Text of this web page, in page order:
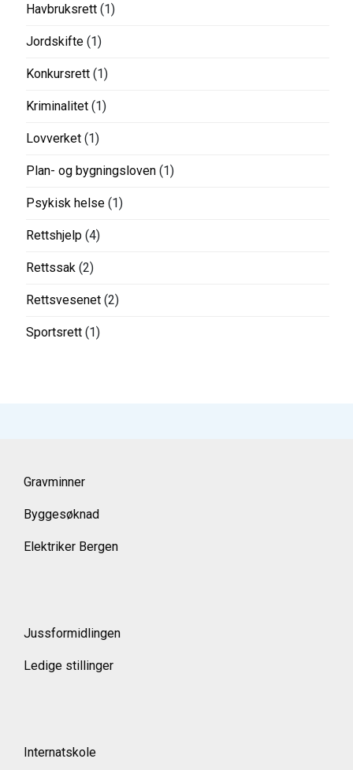
Havbruksrett (1)
Jordskifte (1)
Konkursrett (1)
Kriminalitet (1)
Lovverket (1)
Plan- og bygningsloven (1)
Psykisk helse (1)
Rettshjelp (4)
Rettssak (2)
Rettsvesenet (2)
Sportsrett (1)
Gravminner
Byggesøknad
Elektriker Bergen
Jussformidlingen
Ledige stillinger
Internatskole